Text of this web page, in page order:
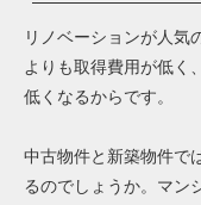
リノベーションが人気
よりも取得費用が低く
低くなるからです。
中古物件と新築物件で
るのでしょうか。マン